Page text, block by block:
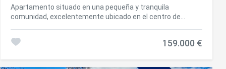
Apartamento situado en una pequeña y tranquila
comunidad, excelentemente ubicado en el centro de
ofrece un luminoso salón-comedor con chimenea, un159.000 €